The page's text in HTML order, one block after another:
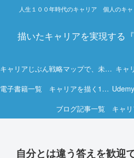
人生１００年時代のキャリア 個人のキャ
描いたキャリアを実現する
キャリアじぶん戦略マップで、未来を描く力を。 キャ
電子書籍一覧 キャリアを描く15冊の実践ガイド
自分とは違う答えを歓迎